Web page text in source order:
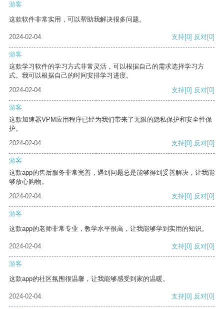
游客
这款软件非常实用，可以帮助我解决很多问题。
2024-02-04 支持[0] 反对[0]
游客
这款学习软件的学习方式非常灵活，可以根据自己的需求选择学习方
式。我可以根据自己的时间安排学习进度。
2024-02-04
支持[0] 反对[0]
游客
这款加速器VPM应用程序已经为我们带来了无限的隐私保护和安全性保
护。
2024-02-04
支持[0] 反对[0]
游客
这款app的售后服务非常完善，遇到问题总是能够得到妥善解决，让我能
够放心购物。
2024-02-04
支持[0] 反对[0]
游客
这款app的老师非常专业，教学水平很高，让我能够学到实用的知识。
2024-02-04 支持[0] 反对[0]
游客
这款app的社区氛围很温馨，让我能够感受到家的温暖。
2024-02-04 支持[0] 反对[0]